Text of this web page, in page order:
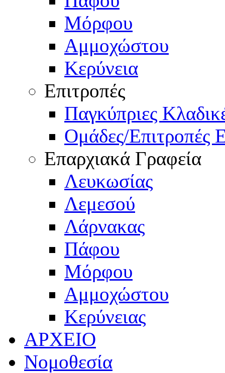
Μόρφου
Αμμοχώστου
Κερύνεια
Επιτροπές
Παγκύπριες
Ομάδες/Επιτροπές
Επαρχιακά Γραφεία
Λευκωσίας
Λεμεσού
Λάρνακας
Πάφου
Μόρφου
Αμμοχώστου
Κερύνειας
ΑΡΧΕΙΟ
Νομοθεσία